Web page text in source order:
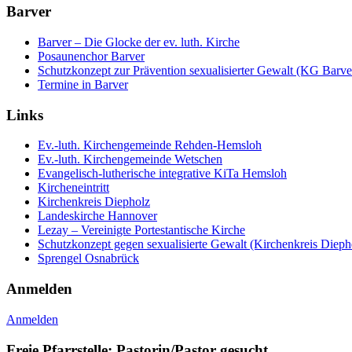
Barver
Barver – Die Glocke der ev. luth. Kirche
Posaunenchor Barver
Schutzkonzept zur Prävention sexualisierter Gewalt (KG
Termine in Barver
Links
Ev.-luth. Kirchengemeinde Rehden-Hemsloh
Ev.-luth. Kirchengemeinde Wetschen
Evangelisch-lutherische integrative KiTa Hemsloh
Kircheneintritt
Kirchenkreis Diepholz
Landeskirche Hannover
Lezay – Vereinigte Portestantische Kirche
Schutzkonzept gegen sexualisierte Gewalt (Kirchenkreis
Sprengel Osnabrück
Anmelden
Anmelden